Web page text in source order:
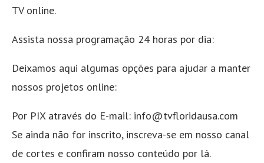
TV online.
Assista nossa programação 24 horas por dia:
Deixamos aqui algumas opções para ajudar a manter
nossos projetos online:
Por PIX através do E-mail: info@tvfloridausa.com
Se ainda não for inscrito, inscreva-se em nosso canal
de cortes e confiram nosso conteúdo por lá.